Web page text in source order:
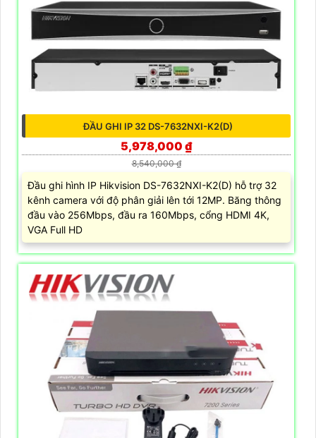
ĐẦU GHI IP 32 DS-7632NXI-K2(D)
5,978,000 ₫
8,540,000 ₫
Đầu ghi hình IP Hikvision DS-7632NXI-K2(D) hỗ trợ 32
kênh camera với độ phân giải lên tới 12MP. Băng thông
đầu vào 256Mbps, đầu ra 160Mbps, cổng HDMI 4K,
VGA Full HD